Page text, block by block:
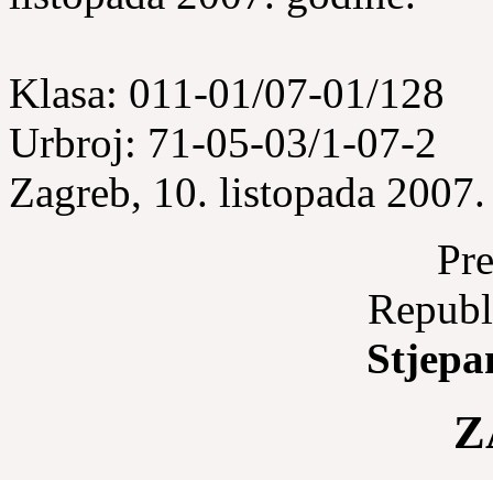
Klasa: 011-01/07-01/128
Urbroj: 71-05-03/1-07-2
Zagreb, 10. listopada 2007.